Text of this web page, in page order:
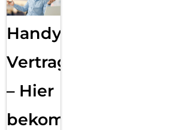
Handy
Vertragsabwicklung
– Hier
bekommst